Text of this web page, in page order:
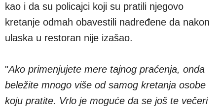
kao i da su policajci koji su pratili njegovo
kretanje odmah obavestili nadređene da nakon
ulaska u restoran nije izašao.
"Ako primenjujete mere tajnog praćenja, onda
beležite mnogo više od samog kretanja osobe
koju pratite. Vrlo je moguće da se još te večeri